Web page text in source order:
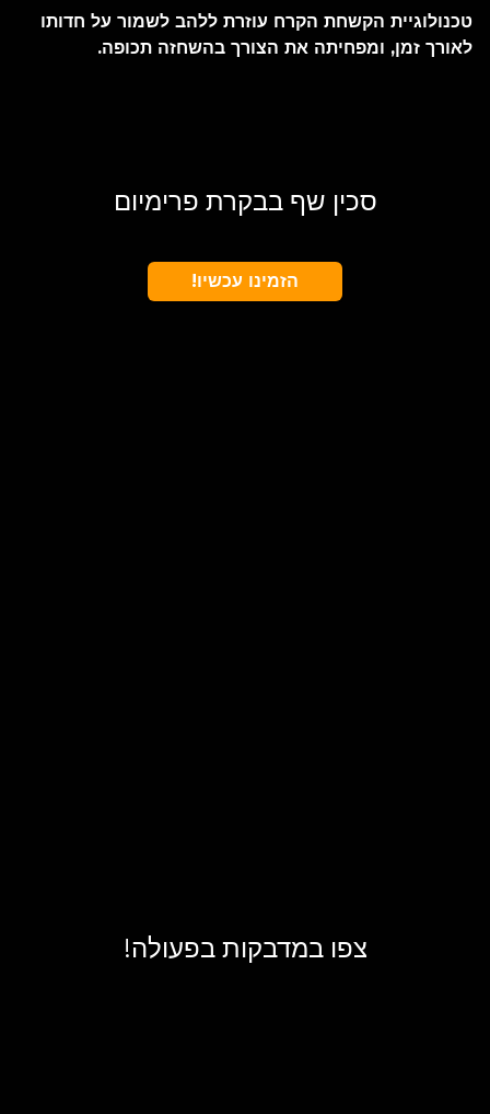
טכנולוגיית הקשחת הקרח עוזרת ללהב לשמור על חדותו
לאורך זמן, ומפחיתה את הצורך בהשחזה תכופה.
סכין שף בבקרת פרימיום
הזמינו עכשיו!
צפו במדבקות בפעולה!